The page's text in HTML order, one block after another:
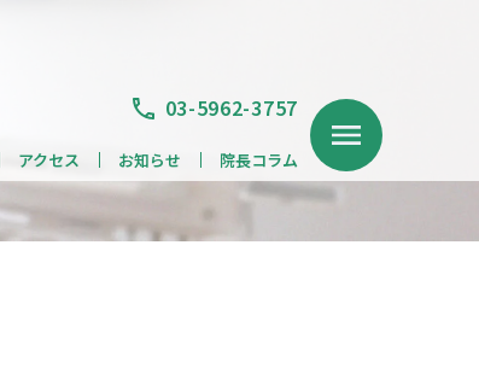
03-5962-3757
アクセス お知らせ 院長コラム